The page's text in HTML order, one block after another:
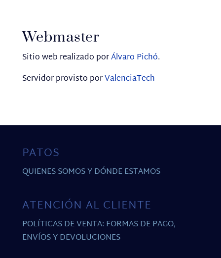
Webmaster
Sitio web realizado porÁlvaro Pichó.
Servidor provisto porValenciaTech
PATOS
QUIENES SOMOS Y DÓNDE ESTAMOS
ATENCIÓN AL CLIENTE
POLÍTICAS DE VENTA: FORMAS DE PAGO,
ENVÍOS Y DEVOLUCIONES